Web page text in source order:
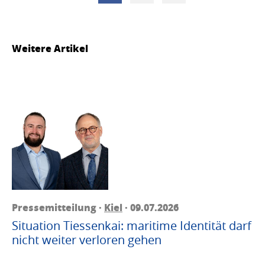
Weitere Artikel
Pressemitteilung · Kiel · 09.07.2026
Situation Tiessenkai: maritime Identität darf
nicht weiter verloren gehen